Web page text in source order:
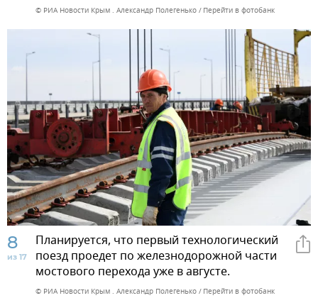
© РИА Новости Крым . Александр Полегенько Перейти в фотобанк
8
из 17
Планируется, что первый технологический
поезд проедет по железнодорожной части
мостового перехода уже в августе.
© РИА Новости Крым . Александр Полегенько Перейти в фотобанк